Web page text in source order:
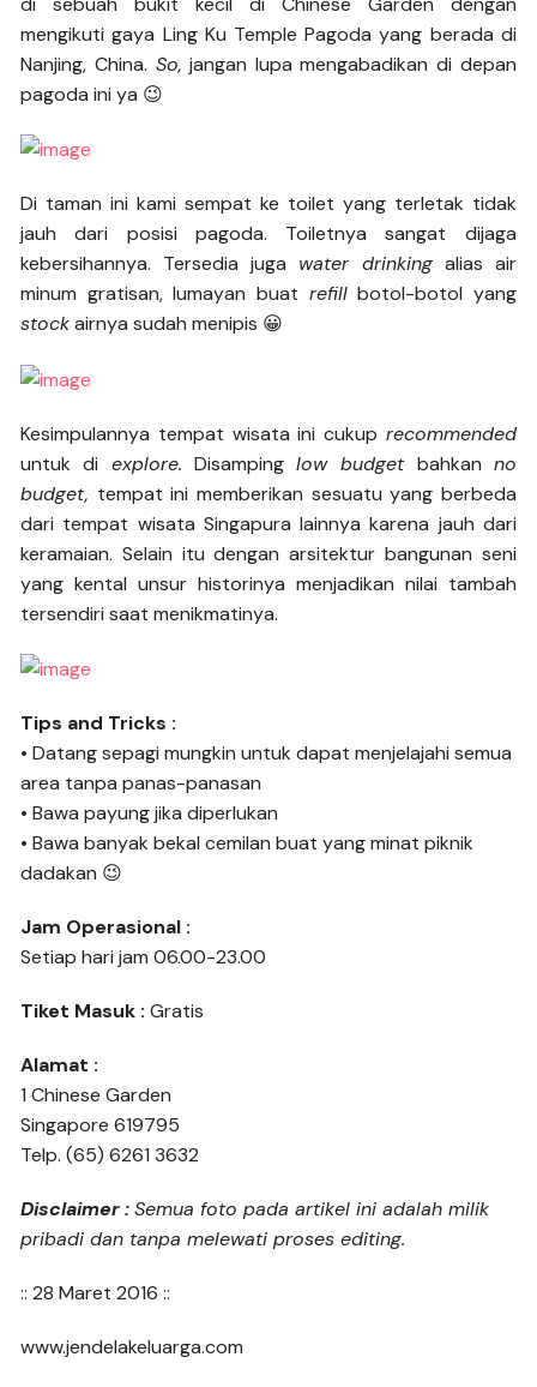
mengikuti gaya Ling Ku Temple Pagoda yang berada di
Nanjing, China. So, jangan lupa mengabadikan di depan
pagoda ini ya 😉
Di taman ini kami sempat ke toilet yang terletak tidak
jauh dari posisi pagoda. Toiletnya sangat dijaga
kebersihannya. Tersedia juga water drinkingalias air
minum gratisan, lumayan buat refillbotol-botol yang
stockairnya sudah menipis 😀
Kesimpulannya tempat wisata ini cukup recommended
untuk di explore. Disampinglow budgetbahkan no
budget, tempat ini memberikan sesuatu yang berbeda
dari tempat wisata Singapura lainnya karena jauh dari
keramaian. Selain itu dengan arsitektur bangunan seni
yang kental unsur historinya menjadikan nilai tambah
tersendiri saat menikmatinya.
Tips and Tricks :
• Datang sepagi mungkin untuk dapat menjelajahi semua
area tanpa panas-panasan
• Bawa payung jika diperlukan
• Bawa banyak bekal cemilan buat yang minat piknik
dadakan 😉
Jam Operasional :
Setiap hari jam 06.00-23.00
Tiket Masuk : Gratis
Alamat :
1 Chinese Garden
Singapore 619795
Telp. (65) 6261 3632
Disclaimer :Semua foto pada artikel ini adalah milik
pribadi dan tanpa melewati proses editing.
:: 28 Maret 2016 ::
www.jendelakeluarga.com